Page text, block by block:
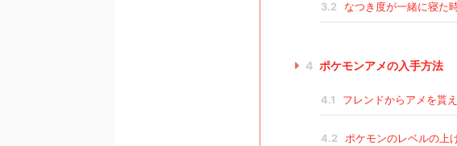
3.2 なつき度が一緒に寝た
4 ポケモンアメの入手方法
4.1 フレンドからアメを貰
4.2 ポケモンのレベルの上